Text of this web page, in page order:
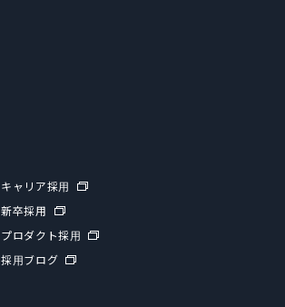
キャリア採用
新卒採用
プロダクト採用
採用ブログ